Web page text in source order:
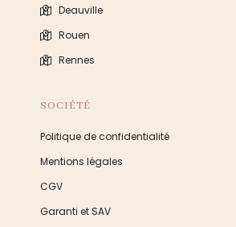
Deauville
Rouen
Rennes
SOCIÉTÉ
Politique de confidentialité
Mentions légales
CGV
Garanti et SAV